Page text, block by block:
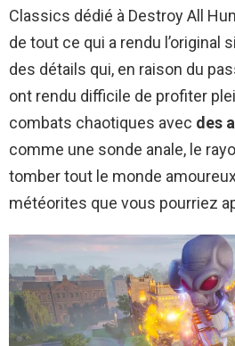
Classics dédié à Destroy All
de tout ce qui a rendu l’original
des détails qui, en raison du
ont rendu difficile de profiter
combats chaotiques avec des
comme une sonde anale, le
tomber tout le monde
météorites que vous pourriez